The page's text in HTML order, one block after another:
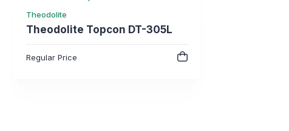
Theodolite
Theodolite Topcon DT-305L
Regular Price